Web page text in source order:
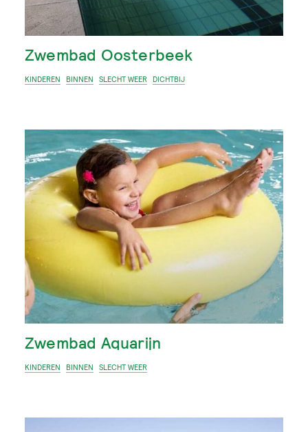
Zwembad Oosterbeek
KINDEREN BINNEN SLECHT WEER DICHTBIJ
Zwembad Aquarijn
KINDEREN BINNEN SLECHT WEER